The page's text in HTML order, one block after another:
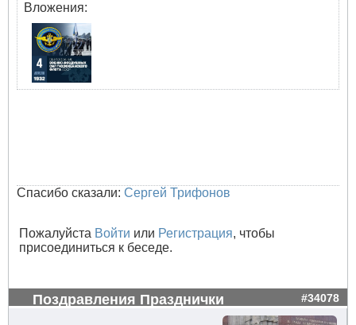
Вложения:
Спасибо сказали: Сергей Трифонов
Пожалуйста Войти или Регистрация, чтобы
присоединиться к беседе.
Поздравления Празднички #34078